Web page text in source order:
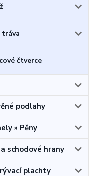
tráva
čtverce
podlahy
» Pěny
schodové hrany
plachty